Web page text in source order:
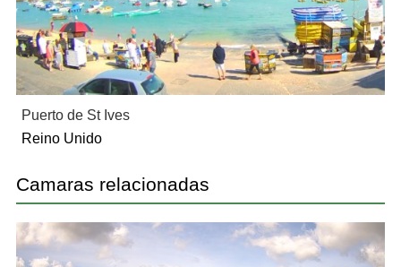
Puerto de St Ives
Reino Unido
Camaras relacionadas